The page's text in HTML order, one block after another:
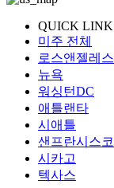
QUICK LINK
미주 전체
로스앤젤레스
뉴욕
워싱턴DC
애틀랜타
시애틀
샌프란시스코
시카고
텍사스